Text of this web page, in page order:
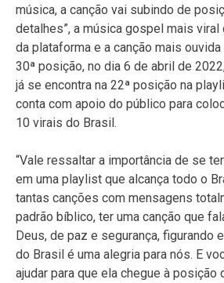
música, a canção vai subindo de
detalhes”, a música gospel mais
da plataforma e a canção mais ouvida
30ª posição, no dia 6 de abril de
já se encontra na 22ª posição na
conta com apoio do público para
10 virais do Brasil.
“Vale ressaltar a importância de se
em uma playlist que alcança todo o
tantas canções com mensagens
padrão bíblico, ter uma canção que
Deus, de paz e segurança, figurando
do Brasil é uma alegria para nós. E
ajudar para que ela chegue à posição